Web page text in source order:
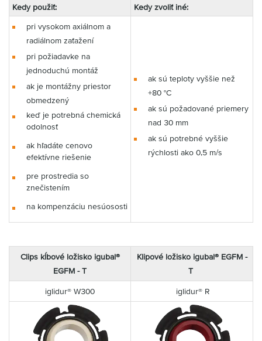
Kedy použiť: Kedy zvoliť iné:
pri vysokom axiálnom a
radiálnom zaťažení
pri požiadavke na
jednoduchú montáž
ak je montážny priestor
obmedzený
keď je potrebná chemická
odolnosť
ak hľadáte cenovo
efektívne riešenie
pre prostredia so
znečistením
na kompenzáciu nesúososti
ak sú teploty vyššie než
+80 °C
ak sú požadované priemery
nad 30 mm
ak sú potrebné vyššie
rýchlosti ako 0,5 m/s
Clips kĺbovéložisko igubal®
EGFM - T
Klipové ložisko igubal® EGFM -
T
iglidur® W300 iglidur® R